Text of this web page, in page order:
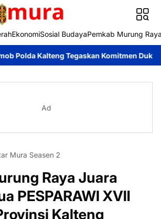
EkonomiSosial BudayaPemkab Murung
Tegaskan Komitmen Dukung
Ad
Mura Seasen 2
Raya Juara
PESPARAWI XVII
Kalteng